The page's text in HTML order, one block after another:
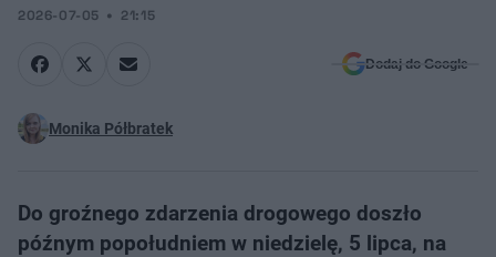
2026-07-05 21:15
Dodaj do Google
Monika Półbratek
Do groźnego zdarzenia drogowego doszło
późnym popołudniem w niedzielę, 5 lipca, na